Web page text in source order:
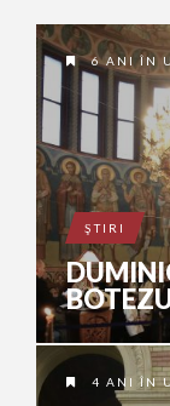
6 ANI ÎN
ŞTIRI
4 ANI ÎN